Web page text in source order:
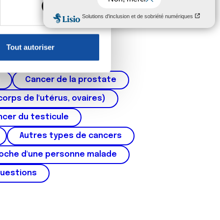
reportez-vous à lasection «
sur les cookies.
informations que
Tout autoriser
Cancer de la prostate
de l'utérus, ovaires)
du testicule
Autres types de cancers
d'une personne malade